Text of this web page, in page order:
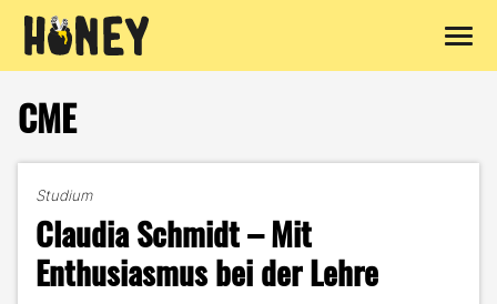
Inhalt
springen
CME
Studium
Claudia Schmidt – Mit
Enthusiasmus bei der Lehre